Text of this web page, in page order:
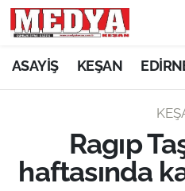
ASAYİŞ KEŞAN
Ragıp
haftasında
KEŞAN
ASAYİŞ
SİYASET